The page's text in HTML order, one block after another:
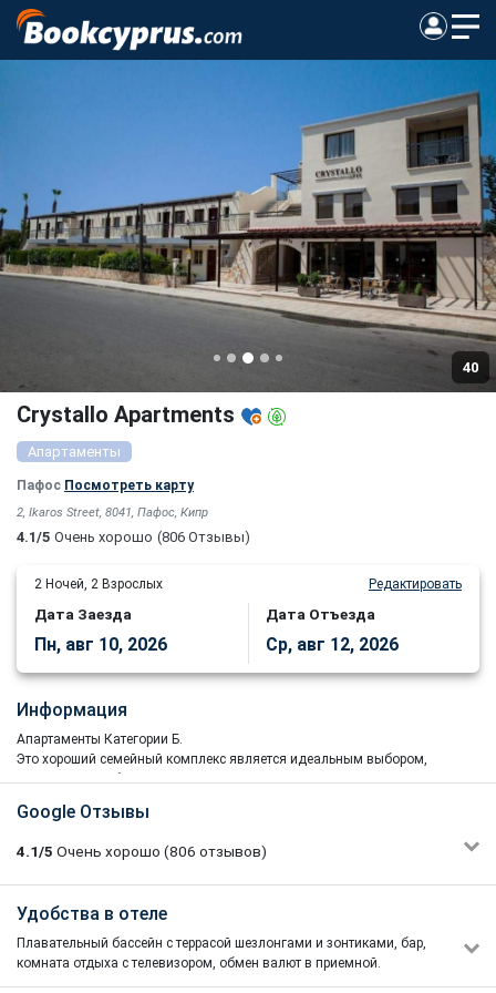
40
Crystallo Apartments
Апартаменты
Пафос Посмотреть карту
2, Ikaros Street, 8041, Пафос, Кипр
4.1/5 Очень хорошо (806 Отзывы)
2 Ночей, 2 Взрослых Редактировать
Дата Заезда
Пн, авг 10, 2026
Дата Отъезда
Ср, авг 12, 2026
Информация
Апартаменты Категории Б.
Это хороший семейный комплекс является идеальным выбором,
если вы хотите быть в пределах пешей досягаемости от всех
если вы хотите быть в пределах пешей досягаемости от всех
атмосферой апартаментов.
Google Отзывы
4.1/5 Очень хорошо (806 отзывов)
Анастасия Загородняя
Ужасный отель (кроме бассейна) Таракан ЕЛКИ-ПАЛКИ
побежал по кухни!!!!!
Удобства в отеле
Плавательный бассейн с террасой шезлонгами и зонтиками, бар,
комната отдыха с телевизором, обмен валют в приемной.